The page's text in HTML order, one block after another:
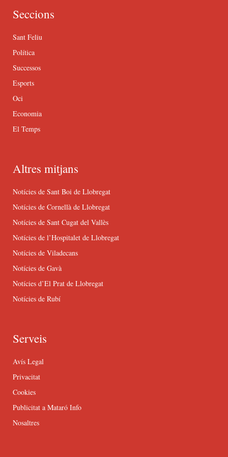
Seccions
Sant Feliu
Política
Successos
Esports
Oci
Economia
El Temps
Altres mitjans
Notícies de Sant Boi de Llobregat
Notícies de Cornellà de Llobregat
Notícies de Sant Cugat del Vallès
Notícies de l’Hospitalet de Llobregat
Notícies de Viladecans
Notícies de Gavà
Notícies d’El Prat de Llobregat
Notícies de Rubí
Serveis
Avís Legal
Privacitat
Cookies
Publicitat a Mataró Info
Nosaltres